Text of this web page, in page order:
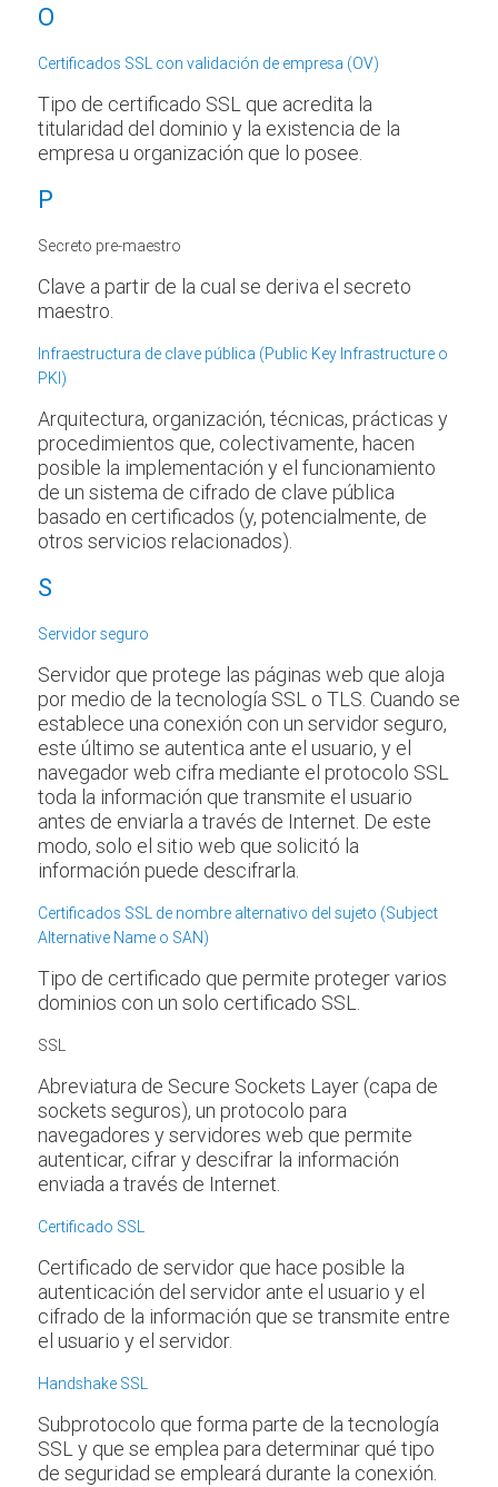
O
Certificados SSL con validación de empresa (OV)
Tipo de certificado SSL que acredita la
titularidad del dominio y la existencia de la
empresa u organización que lo posee.
P
Secreto pre-maestro
Clave a partir de la cual se deriva el secreto
maestro.
Infraestructura de clave pública (Public Key Infrastructure o
PKI)
Arquitectura, organización, técnicas, prácticas y
procedimientos que, colectivamente, hacen
posible la implementación y el funcionamiento
de un sistema de cifrado de clave pública
basado en certificados (y, potencialmente, de
otros servicios relacionados).
S
Servidor seguro
Servidor que protege las páginas web que aloja
por medio de la tecnología SSL o TLS. Cuando se
establece una conexión con un servidor seguro,
este último se autentica ante el usuario, y el
navegador web cifra mediante el protocolo SSL
toda la información que transmite el usuario
antes de enviarla a través de Internet. De este
modo, solo el sitio web que solicitó la
información puede descifrarla.
Certificados SSL de nombre alternativo del sujeto (Subject
Alternative Name o SAN)
Tipo de certificado que permite proteger varios
dominios con un solo certificado SSL.
SSL
Abreviatura de Secure Sockets Layer (capa de
sockets seguros), un protocolo para
navegadores y servidores web que permite
autenticar, cifrar y descifrar la información
enviada a través de Internet.
Certificado SSL
Certificado de servidor que hace posible la
autenticación del servidor ante el usuario y el
cifrado de la información que se transmite entre
el usuario y el servidor.
Handshake SSL
Subprotocolo que forma parte de la tecnología
SSL y que se emplea para determinar qué tipo
de seguridad se empleará durante la conexión.